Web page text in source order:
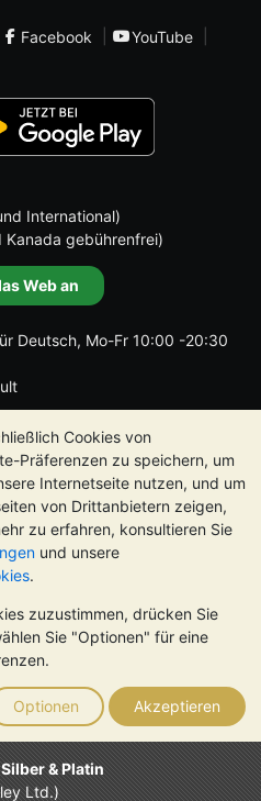
Cookies von
Präferenzen zu speichern, um
Internetseite nutzen, und um
von Drittanbietern zeigen,
zu erfahren, konsultieren Sie
und unsere
.
zuzustimmen, drücken Sie
Sie "Optionen" für eine
Optionen Akzeptieren
& Platin
Ltd.)
Facebook
YouTube
International)
Kanada gebührenfrei)
Web an
Deutsch, Mo-Fr 10:00 -20:30
von Edelmetallen kann sowohl
Trends sind keine Garantie
Nichts auf den Webseiten
stellt eine
sich von einem Fachmann
der Besitz von Edelmetallen